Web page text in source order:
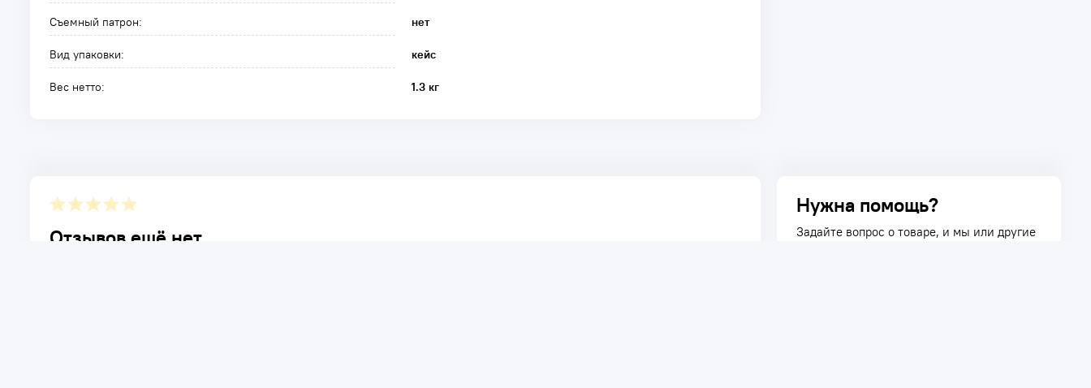
Съемный патрон: нет
Вид упаковки: кейс
Вес нетто: 1.3 кг
Отзывов ещё нет.
Нужна помощь?
Задайте вопрос о товаре, и мы или другие